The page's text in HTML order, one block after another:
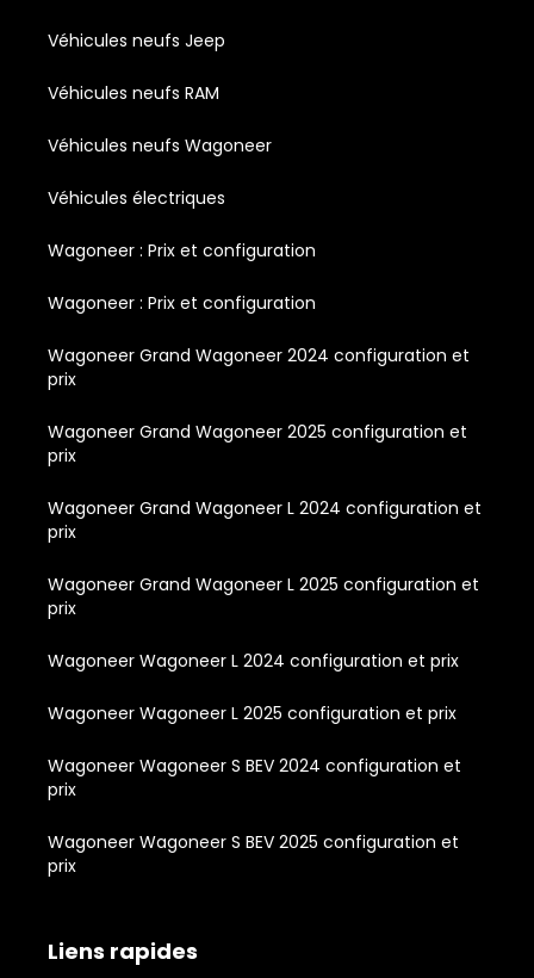
Véhicules neufs Jeep
Véhicules neufs RAM
Véhicules neufs Wagoneer
Véhicules électriques
Wagoneer : Prix et configuration
Wagoneer : Prix et configuration
Wagoneer Grand Wagoneer 2024 configuration et
prix
Wagoneer Grand Wagoneer 2025 configuration et
prix
Wagoneer Grand Wagoneer L 2024 configuration et
prix
Wagoneer Grand Wagoneer L 2025 configuration et
prix
Wagoneer Wagoneer L 2024 configuration et prix
Wagoneer Wagoneer L 2025 configuration et prix
Wagoneer Wagoneer S BEV 2024 configuration et
prix
Wagoneer Wagoneer S BEV 2025 configuration et
prix
Liens rapides